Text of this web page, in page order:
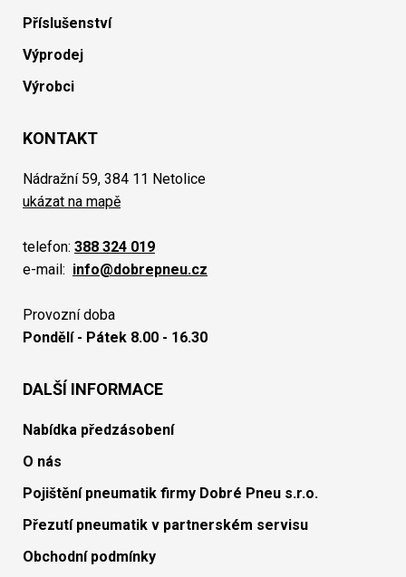
Příslušenství
Výprodej
Výrobci
KONTAKT
Nádražní 59, 384 11 Netolice
ukázat na mapě
telefon: 388 324 019
e-mail: info@dobrepneu.cz
Provozní doba
Pondělí - Pátek 8.00 - 16.30
DALŠÍ INFORMACE
Nabídka předzásobení
O nás
Pojištění pneumatik firmy Dobré Pneu s.r.o.
Přezutí pneumatik v partnerském servisu
Obchodní podmínky